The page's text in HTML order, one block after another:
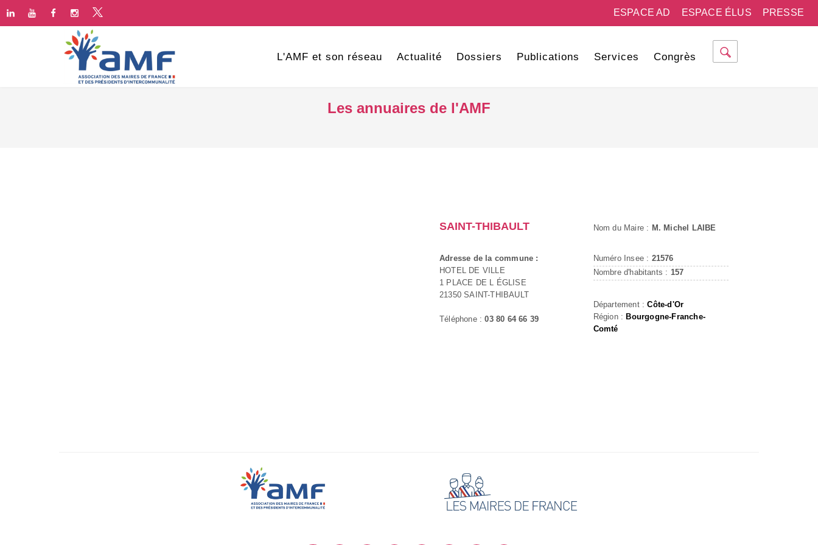
PRESSE
ESPACE ÉLUS
ESPACE AD
L'AMF et son réseau Actualité Dossiers Publications Services Congrès
Les annuaires de l'AMF
SAINT-THIBAULT
Adresse de la commune :
HOTEL DE VILLE
1 PLACE DE L ÉGLISE
21350 SAINT-THIBAULT
Téléphone :03 80 64 66 39
Nom du Maire : M. Michel LAIBE
Numéro Insee : 21576
Nombre d'habitants : 157
Département :Côte-d'Or
Région : Bourgogne-Franche-
Comté